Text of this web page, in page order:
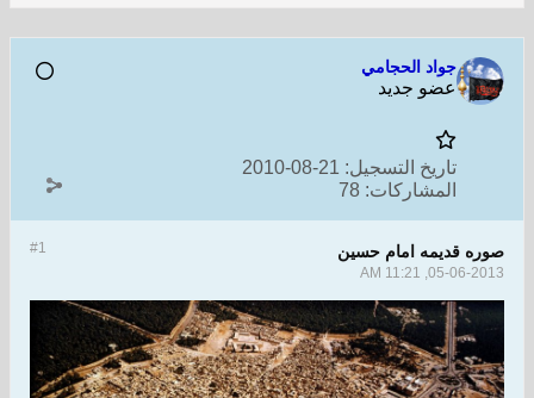
جواد الحجامي
عضو جديد
تاريخ التسجيل: 21-08-2010
المشاركات: 78
#1 صوره قديمه امام حسين
05-06-2013, 11:21 AM